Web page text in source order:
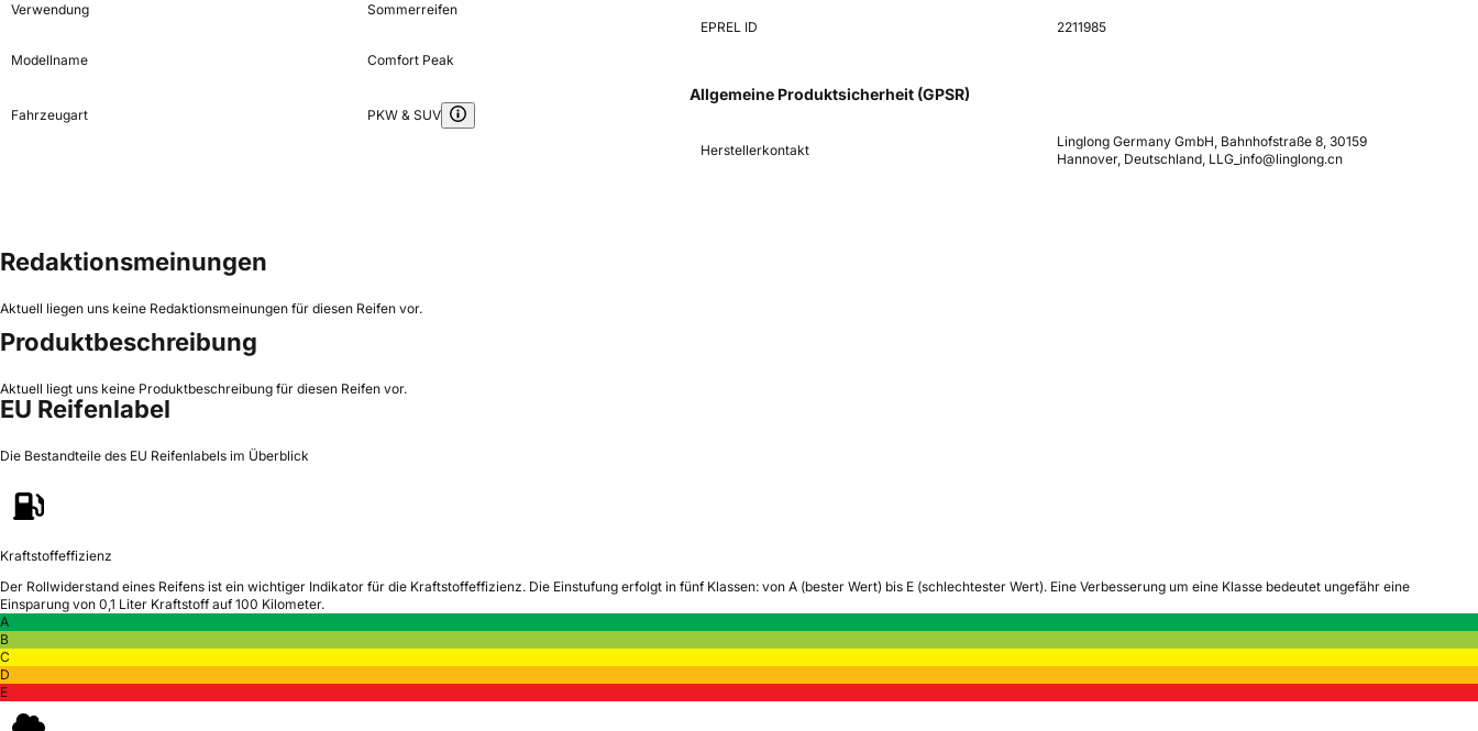
Verwendung Sommerreifen
Modellname Comfort Peak
Fahrzeugart PKW & SUV
EPREL ID 2211985
Allgemeine Produktsicherheit (GPSR)
Herstellerkontakt
Linglong Germany GmbH, Bahnhofstraße 8, 30159
Hannover, Deutschland, LLG_info@linglong.cn
Redaktionsmeinungen
Aktuell liegen uns keine Redaktionsmeinungen für diesen Reifen vor.
Produktbeschreibung
Aktuell liegt uns keine Produktbeschreibung für diesen Reifen vor.
EU Reifenlabel
Die Bestandteile des EU Reifenlabels im Überblick
Kraftstoffeffizienz
Der Rollwiderstand eines Reifens ist ein wichtiger Indikator für die Kraftstoffeffizienz. Die Einstufung erfolgt in fünf Klassen: von A (bester Wert) bis E (schlechtester Wert). Eine Verbesserung um eine Klasse bedeutet ungefähr eine
Einsparung von 0,1 Liter Kraftstoff auf 100 Kilometer.
A
B
C
D
E